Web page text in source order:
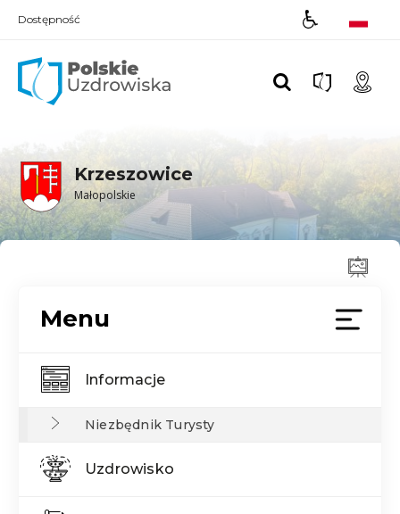
Dostępność
Krzeszowice
Małopolskie
Menu
Informacje
Niezbędnik Turysty
Uzdrowisko